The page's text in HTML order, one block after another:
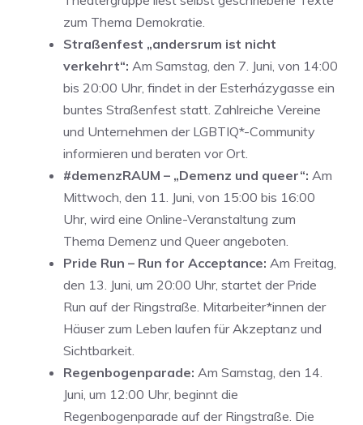
zum Thema Demokratie.
Straßenfest „andersrum ist nicht
verkehrt“: Am Samstag, den 7. Juni, von 14:00
bis 20:00 Uhr, findet in der Esterházygasse ein
buntes Straßenfest statt. Zahlreiche Vereine
und Unternehmen der LGBTIQ*-Community
informieren und beraten vor Ort.
#demenzRAUM – „Demenz und queer“: Am
Mittwoch, den 11. Juni, von 15:00 bis 16:00
Uhr, wird eine Online-Veranstaltung zum
Thema Demenz und Queer angeboten.
Pride Run – Run for Acceptance: Am Freitag,
den 13. Juni, um 20:00 Uhr, startet der Pride
Run auf der Ringstraße. Mitarbeiter*innen der
Häuser zum Leben laufen für Akzeptanz und
Sichtbarkeit.
Regenbogenparade: Am Samstag, den 14.
Juni, um 12:00 Uhr, beginnt die
Regenbogenparade auf der Ringstraße. Die